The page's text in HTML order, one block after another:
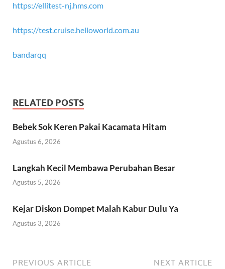
https://ellitest-nj.hms.com
https://test.cruise.helloworld.com.au
bandarqq
RELATED POSTS
Bebek Sok Keren Pakai Kacamata Hitam
Agustus 6, 2026
Langkah Kecil Membawa Perubahan Besar
Agustus 5, 2026
Kejar Diskon Dompet Malah Kabur Dulu Ya
Agustus 3, 2026
PREVIOUS ARTICLE NEXT ARTICLE